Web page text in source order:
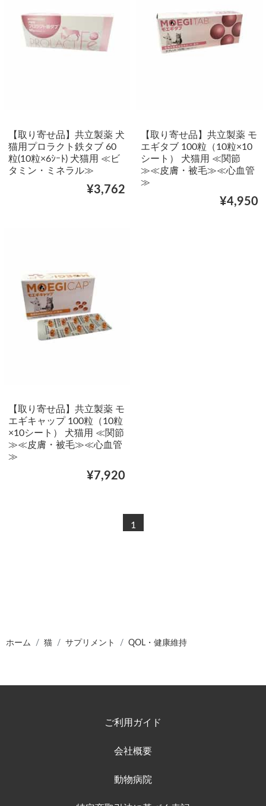
【取り寄せ品】共立製薬 犬
猫用プロラクト鉄タブ 60
粒(10粒×6ｼｰﾄ) 犬猫用 ≪ビ
タミン・ミネラル≫
¥3,762
【取り寄せ品】共立製薬 モ
エギタブ 100粒（10粒×10
シート） 犬猫用 ≪関節
≫≪皮膚・被毛≫≪心血管
≫
¥4,950
【取り寄せ品】共立製薬 モ
エギキャップ 100粒（10粒
×10シート） 犬猫用 ≪関節
≫≪皮膚・被毛≫≪心血管
≫
¥7,920
1
ホーム 猫 サプリメント QOL・健康維持
ご利用ガイド
会社概要
動物病院